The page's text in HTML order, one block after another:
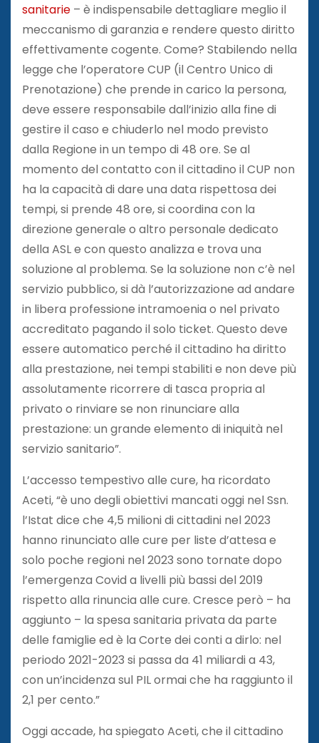
sanitarie – è indispensabile dettagliare meglio il
meccanismo di garanzia e rendere questo diritto
effettivamente cogente. Come? Stabilendo nella
legge che l’operatore CUP (il Centro Unico di
Prenotazione) che prende in carico la persona,
deve essere responsabile dall’inizio alla fine di
gestire il caso e chiuderlo nel modo previsto
dalla Regione in un tempo di 48 ore. Se al
momento del contatto con il cittadino il CUP non
ha la capacità di dare una data rispettosa dei
tempi, si prende 48 ore, si coordina con la
direzione generale o altro personale dedicato
della ASL e con questo analizza e trova una
soluzione al problema. Se la soluzione non c’è nel
servizio pubblico, si dà l’autorizzazione ad andare
in libera professione intramoenia o nel privato
accreditato pagando il solo ticket. Questo deve
essere automatico perché il cittadino ha diritto
alla prestazione, nei tempi stabiliti e non deve più
assolutamente ricorrere di tasca propria al
privato o rinviare se non rinunciare alla
prestazione: un grande elemento di iniquità nel
servizio sanitario”.
L’accesso tempestivo alle cure, ha ricordato
Aceti, “è uno degli obiettivi mancati oggi nel Ssn.
l’Istat dice che 4,5 milioni di cittadini nel 2023
hanno rinunciato alle cure per liste d’attesa e
solo poche regioni nel 2023 sono tornate dopo
l’emergenza Covid a livelli più bassi del 2019
rispetto alla rinuncia alle cure. Cresce però – ha
aggiunto – la spesa sanitaria privata da parte
delle famiglie ed è la Corte dei conti a dirlo: nel
periodo 2021-2023 si passa da 41 miliardi a 43,
con un’incidenza sul PIL ormai che ha raggiunto il
2,1 per cento.”
Oggi accade, ha spiegato Aceti, che il cittadino